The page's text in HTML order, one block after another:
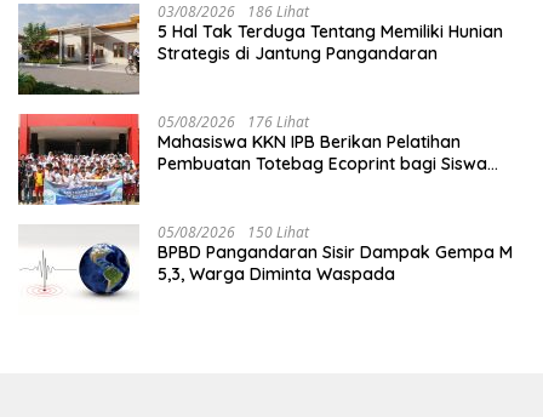
03/08/2026 186 Lihat
5 Hal Tak Terduga Tentang Memiliki Hunian
Strategis di Jantung Pangandaran
05/08/2026 176 Lihat
Mahasiswa KKN IPB Berikan Pelatihan
Pembuatan Totebag Ecoprint bagi Siswa
05/08/2026 150 Lihat
BPBD Pangandaran Sisir Dampak Gempa M
5,3, Warga Diminta Waspada